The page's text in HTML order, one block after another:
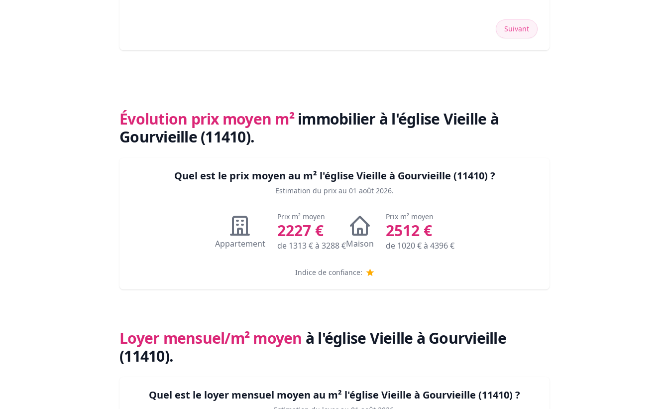
Suivant
Évolution prix moyen m² immobilier à l'église Vieille à
Gourvieille (11410).
Quel est le prix moyen au m² l'église Vieille à Gourvieille (11410) ?
Estimation du prix au 01 août 2026.
Appartement
Prix m² moyen
2227€
de 1313€ à 3288€Maison
Prix m² moyen
2512€
de 1020€ à 4396€
Indice de confiance:
Loyer mensuel/m² moyen à l'église Vieille à Gourvieille
(11410).
Quel est le loyer mensuel moyen au m² l'église Vieille à Gourvieille (11410) ?